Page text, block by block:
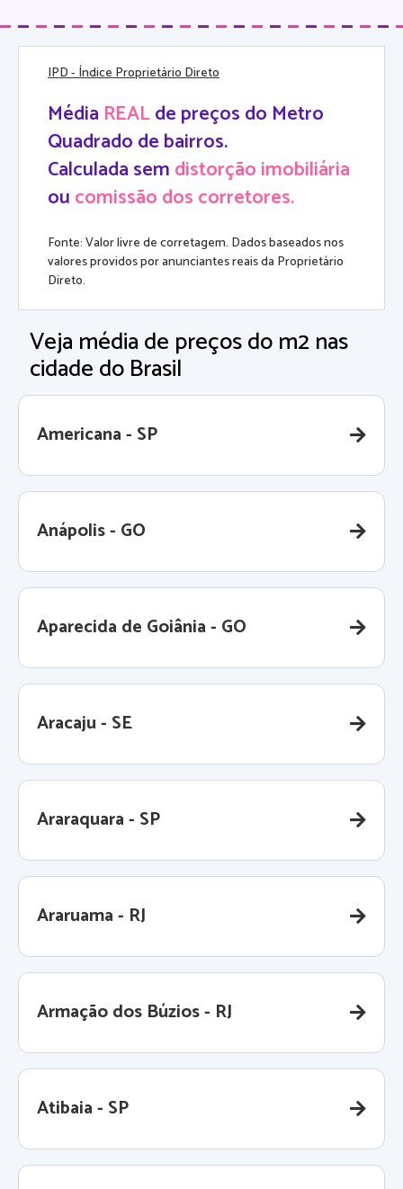
IPD- Índice Proprietário Direto
Média REALde preços do Metro
Quadrado de bairros.
Calculada semdistorção imobiliária
oucomissão dos corretores.
Fonte: Valor livre de corretagem. Dados baseados nos
valores providos por anunciantes reais da Proprietário
Direto.
Veja média de preços do m2 nas
cidade do Brasil
Americana - SP
Anápolis - GO
Aparecida de Goiânia - GO
Aracaju - SE
Araraquara - SP
Araruama - RJ
Armação dos Búzios - RJ
Atibaia - SP